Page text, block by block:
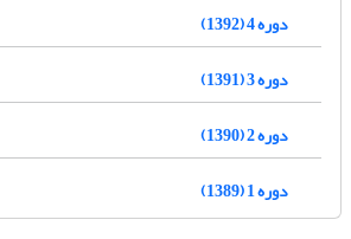
دوره 4 (1392)
دوره 3 (1391)
دوره 2 (1390)
دوره 1 (1389)